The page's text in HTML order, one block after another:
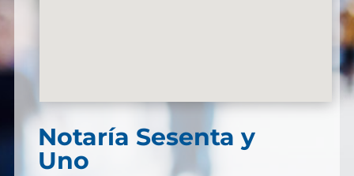
Notaría Sesenta y
Uno